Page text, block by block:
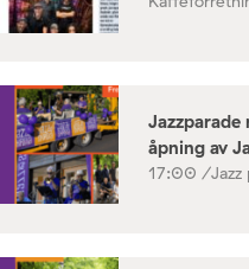
Jazzparade
åpning av
17:00 /Jazz